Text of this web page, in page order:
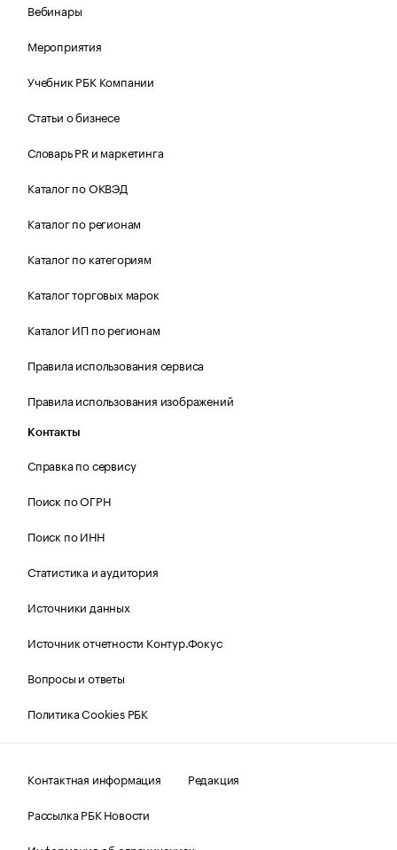
Вебинары
Мероприятия
Учебник РБК Компании
Статьи о бизнесе
Словарь PR и маркетинга
Каталог по ОКВЭД
Каталог по регионам
Каталог по категориям
Каталог торговых марок
Каталог ИП по регионам
Правила использования сервиса
Правила использования изображений
Контакты
Справка по сервису
Поиск по ОГРН
Поиск по ИНН
Статистика и аудитория
Источники данных
Источник отчетности Контур.Фокус
Вопросы и ответы
Политика Cookies РБК
Контактная информация
Редакция
Рассылка РБК Новости